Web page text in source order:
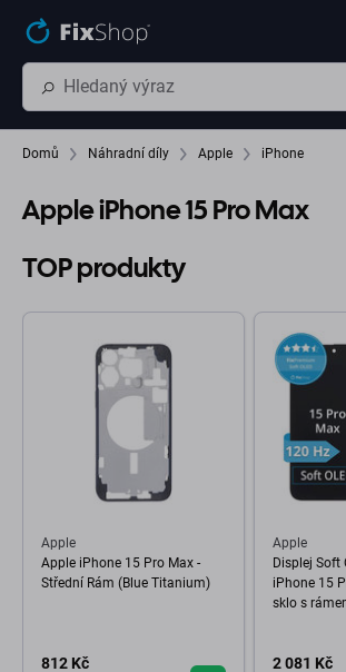
Domů Náhradní díly Apple iPhone
Apple iPhone 15 Pro Max
TOP produkty
Apple
Apple iPhone 15 Pro Max -
Střední Rám (Blue Titanium)
812 Kč
Apple
Displej Soft
iPhone 15
sklo s
2 081 Kč